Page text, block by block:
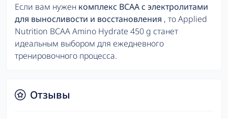
Если вам нужен комплекс BCAA с электролитами
для выносливости и восстановления , то Applied
Nutrition BCAA Amino Hydrate 450 g станет
идеальным выбором для ежедневного
тренировочного процесса.
Отзывы